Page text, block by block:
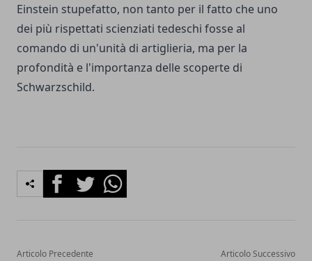
Einstein stupefatto, non tanto per il fatto che uno
dei più rispettati scienziati tedeschi fosse al
comando di un'unità di artiglieria, ma per la
profondità e l'importanza delle scoperte di
Schwarzschild.
FacebookTwitterWhatsapp
Articolo Precedente Articolo Successivo